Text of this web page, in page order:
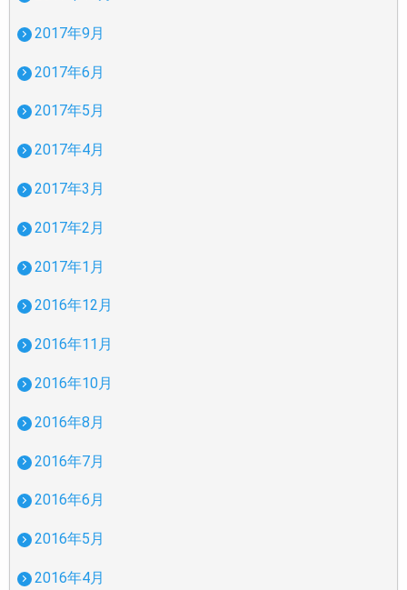
2017年9月
2017年6月
2017年5月
2017年4月
2017年3月
2017年2月
2017年1月
2016年12月
2016年11月
2016年10月
2016年8月
2016年7月
2016年6月
2016年5月
2016年4月